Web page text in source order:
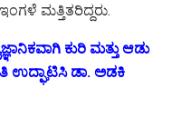
ಮತ್ತಿತರಿದ್ದರು.
ಕುರಿ ಮತ್ತು ಆಡು
ಉದ್ಘಾಟಿಸಿ ಡಾ. ಅಡಕಿ